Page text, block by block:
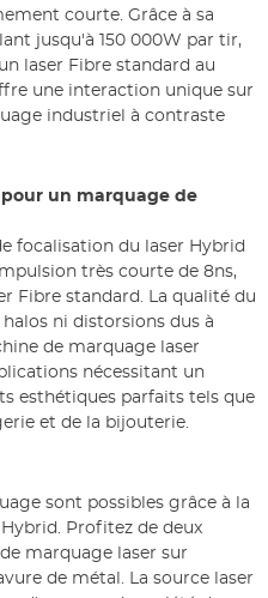
courte. Grâce à sa
jusqu'à 150 000W par tir,
laser Fibre standard au
une interaction unique sur
industriel à contraste
un marquage de
focalisation du laser Hybrid
très courte de 8ns,
Fibre standard. La qualité du
ni distorsions dus à
de marquage laser
nécessitant un
esthétiques parfaits tels que
et de la bijouterie.
sont possibles grâce à la
Profitez de deux
marquage laser sur
de métal. La source laser